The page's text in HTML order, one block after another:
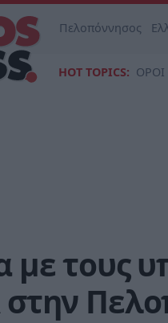
Πελοπόννησος
HOT TOPICS:
με τους
στην